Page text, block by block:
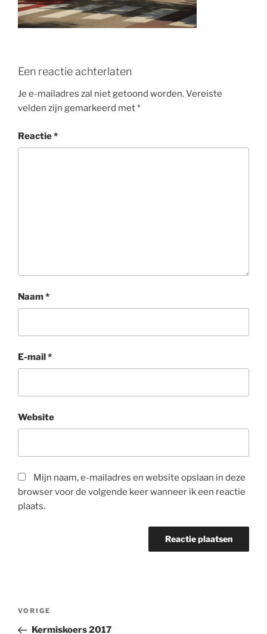
k
Een reactie achterlaten
Je e-mailadres zal niet getoond worden.Vereiste
velden zijn gemarkeerd met*
Reactie*
Naam*
E-mail*
Website
Mijn naam, e-mailadres en website opslaan in deze
browser voor de volgende keer wanneer ik een reactie
plaats.
Berichtnavigatie
Vorig
bericht
VORIGE
Kermiskoers 2017